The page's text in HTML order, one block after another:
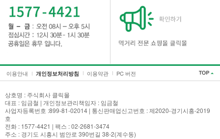
이용안내 개인정보처리방침 이용약관 PC 버전
상호명 : 주식회사 클릭몰
대표 : 임금철 | 개인정보관리책임자 : 임금철
사업자등록번호 :899-81-02014 | 통신판매업신고번호 : 제2020-경기시흥-2019
호
전화 : 1577-4421 | 팩스 : 02-2681-3474
주소 : 경기도 시흥시 범안로 390번길 38-2(계수동)